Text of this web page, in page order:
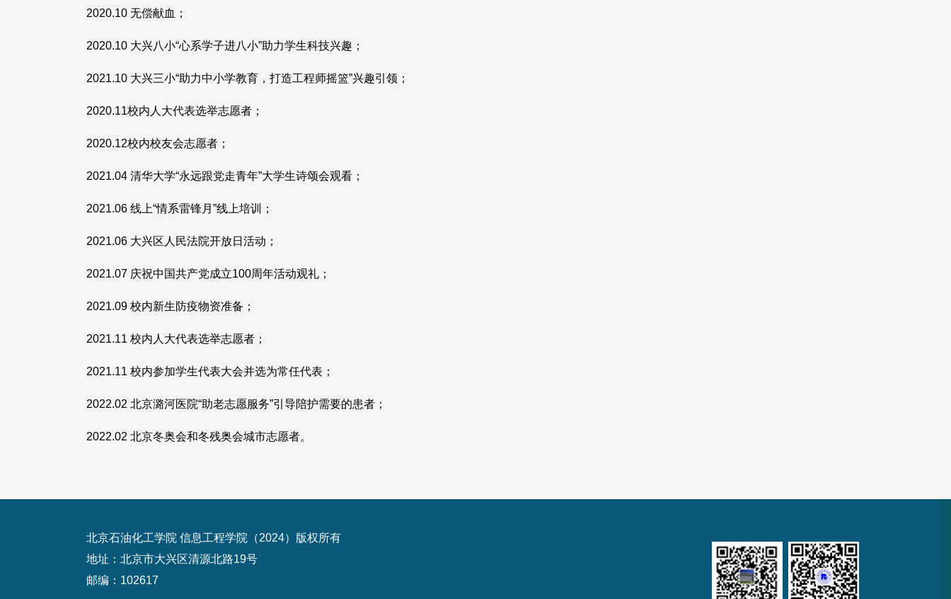
2020.10 无偿献血；
2020.10 大兴八小“心系学子进八小”助力学生科技兴趣；
2021.10 大兴三小“助力中小学教育，打造工程师摇篮”兴趣引领；
2020.11校内人大代表选举志愿者；
2020.12校内校友会志愿者；
2021.04 清华大学“永远跟党走青年”大学生诗颂会观看；
2021.06 线上“情系雷锋月”线上培训；
2021.06 大兴区人民法院开放日活动；
2021.07 庆祝中国共产党成立100周年活动观礼；
2021.09 校内新生防疫物资准备；
2021.11 校内人大代表选举志愿者；
2021.11 校内参加学生代表大会并选为常任代表；
2022.02 北京潞河医院“助老志愿服务”引导陪护需要的患者；
2022.02 北京冬奥会和冬残奥会城市志愿者。
北京石油化工学院 信息工程学院（2024）版权所有
地址：北京市大兴区清源北路19号
邮编：102617